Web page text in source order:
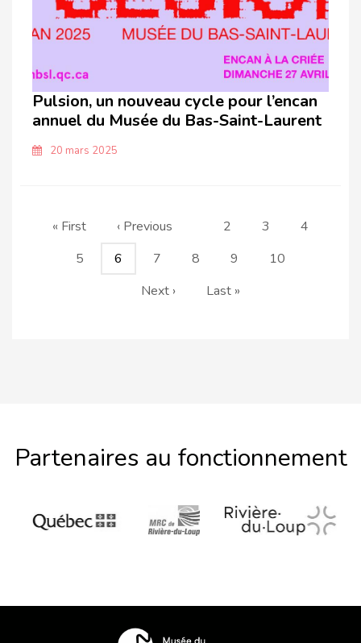
Pulsion, un nouveau cycle pour l’encan
annuel du Musée du Bas-Saint-Laurent
20 mars 2025
Première
« First Page
‹ Previous Page
2 Page
3 Page
4
Page
5 Page
6 Page
7 Page
8 Page
9 Page
10
Page
Next › Dernière
Last »
Partenaires au fonctionnement